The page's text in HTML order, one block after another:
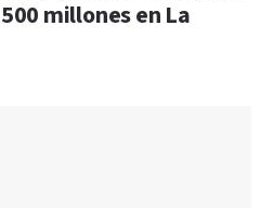
millones en La